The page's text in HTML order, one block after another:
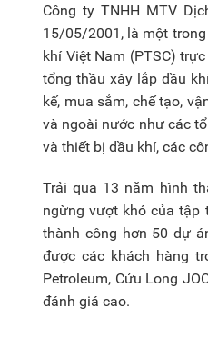
Công ty TNHH MTV
15/05/2001, là một
khí Việt Nam (PTSC)
tổng thầu xây lắp dầu
kế, mua sắm, chế tạo,
và ngoài nước như các
và thiết bị dầu khí, các
Trải qua 13 năm hình
ngừng vượt khó của tập
thành công hơn 50 dự
được các khách hàng
Petroleum, Cửu Long
đánh giá cao.